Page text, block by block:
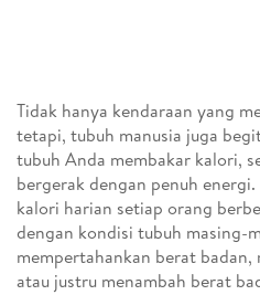
Tidak hanya kendaraan yang
tetapi, tubuh manusia juga
tubuh Anda membakar kalori,
bergerak dengan penuh
kalori harian setiap orang
dengan kondisi tubuh masing-
mempertahankan berat
atau justru menambah berat